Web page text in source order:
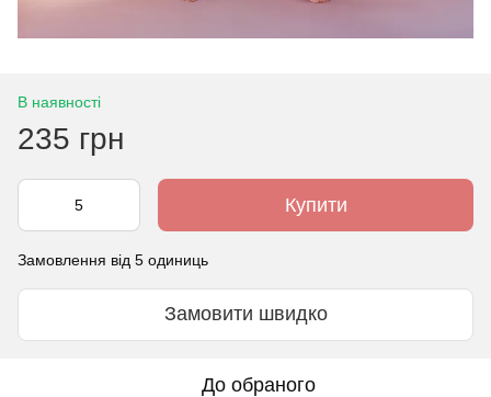
В наявності
235 грн
Купити
Замовлення від 5 одиниць
Замовити швидко
До обраного